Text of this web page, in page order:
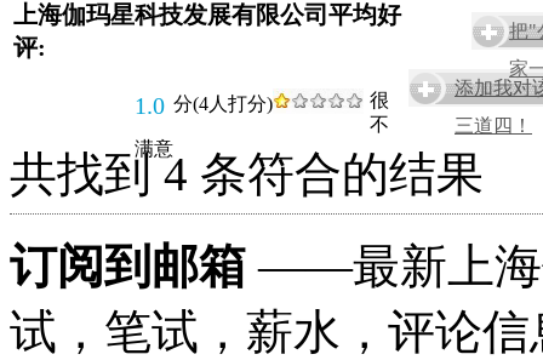
上海伽玛星科技发展有限公司平均好
评:
1.0 分(4人打分)
很
不
满意
把"
家
添加我对
三道四！
共找到 4 条符合的结果
订阅到邮箱 ——最新上海
试，笔试，薪水，评论